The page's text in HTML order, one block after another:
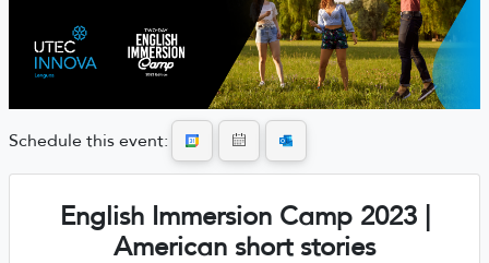
Schedule this event:
English Immersion Camp 2023 |
American short stories